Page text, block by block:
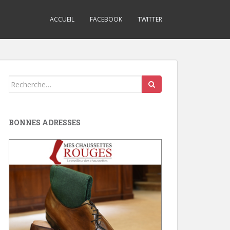
ACCUEIL FACEBOOK TWITTER
Search
BONNES ADRESSES